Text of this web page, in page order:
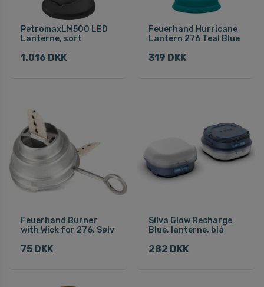
PetromaxLM500 LED
Lanterne, sort
1.016 DKK
Feuerhand Hurricane
Lantern 276 Teal Blue
319 DKK
Feuerhand Burner
with Wick for 276, Sølv
75 DKK
Silva Glow Recharge
Blue, lanterne, blå
282 DKK